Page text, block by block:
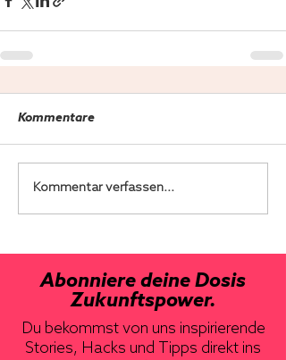
Kommentare
Kommentar verfassen...
Abonniere deine Dosis
Zukunftspower.
Du bekommst von uns inspirierende
Stories, Hacks und Tipps direkt ins